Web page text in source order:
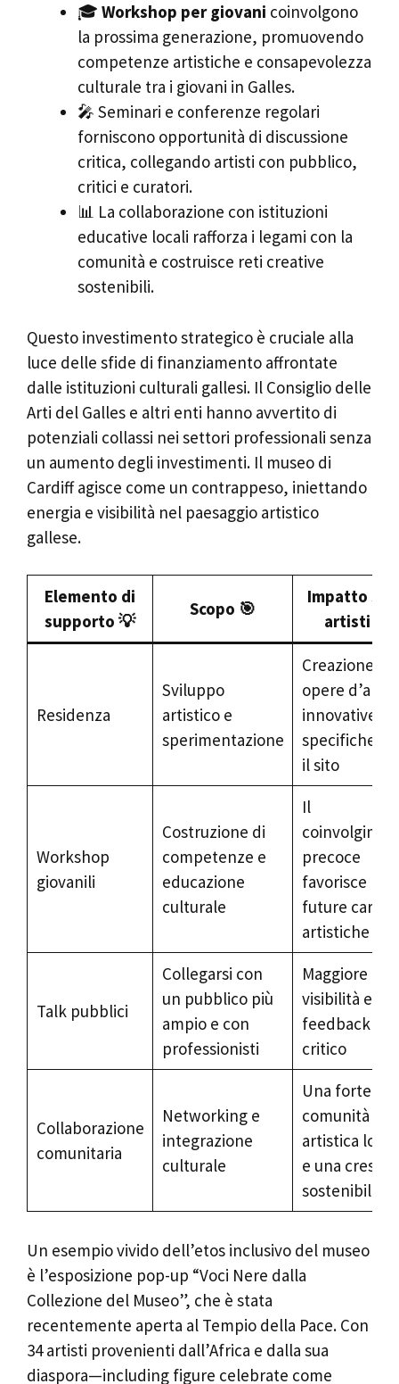
🎓 Workshop per giovani coinvolgono
la prossima generazione, promuovendo
competenze artistiche e consapevolezza
culturale tra i giovani in Galles.
🎤 Seminari e conferenze regolari
forniscono opportunità di discussione
critica, collegando artisti con pubblico,
critici e curatori.
📊 La collaborazione con istituzioni
educative locali rafforza i legami con la
comunità e costruisce reti creative
sostenibili.
Questo investimento strategico è cruciale alla
luce delle sfide di finanziamento affrontate
dalle istituzioni culturali gallesi. Il Consiglio delle
Arti del Galles e altri enti hanno avvertito di
potenziali collassi nei settori professionali senza
un aumento degli investimenti. Il museo di
Cardiff agisce come un contrappeso, iniettando
energia e visibilità nel paesaggio artistico
gallese.
Elemento di
supporto 💡
Scopo 🎯
Impatto
artisti 💪
Residenza
Sviluppo
artistico e
sperimentazione
Creazione di
opere d’arte
innovative e
specifiche
il sito
Workshop
giovanili
Costruzione di
competenze e
educazione
culturale
Il
precoce
favorisce
future
artistiche
Talk pubblici
Collegarsi con
un pubblico più
ampio e con
professionisti
Maggiore
visibilità e
feedback
critico
Collaborazione
comunitaria
Networking e
integrazione
culturale
Una forte
comunità
artistica
e una
sostenibile
Un esempio vivido dell’etos inclusivo del museo
è l’esposizione pop-up “Voci Nere dalla
Collezione del Museo”, che è stata
recentemente aperta al Tempio della Pace. Con
34 artisti provenienti dall’Africa e dalla sua
diaspora—including figure celebrate come